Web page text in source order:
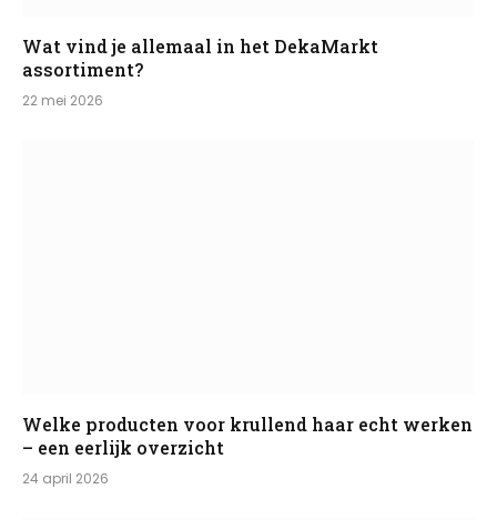
Wat vind je allemaal in het DekaMarkt
assortiment?
22 mei 2026
Welke producten voor krullend haar echt werken
– een eerlijk overzicht
24 april 2026